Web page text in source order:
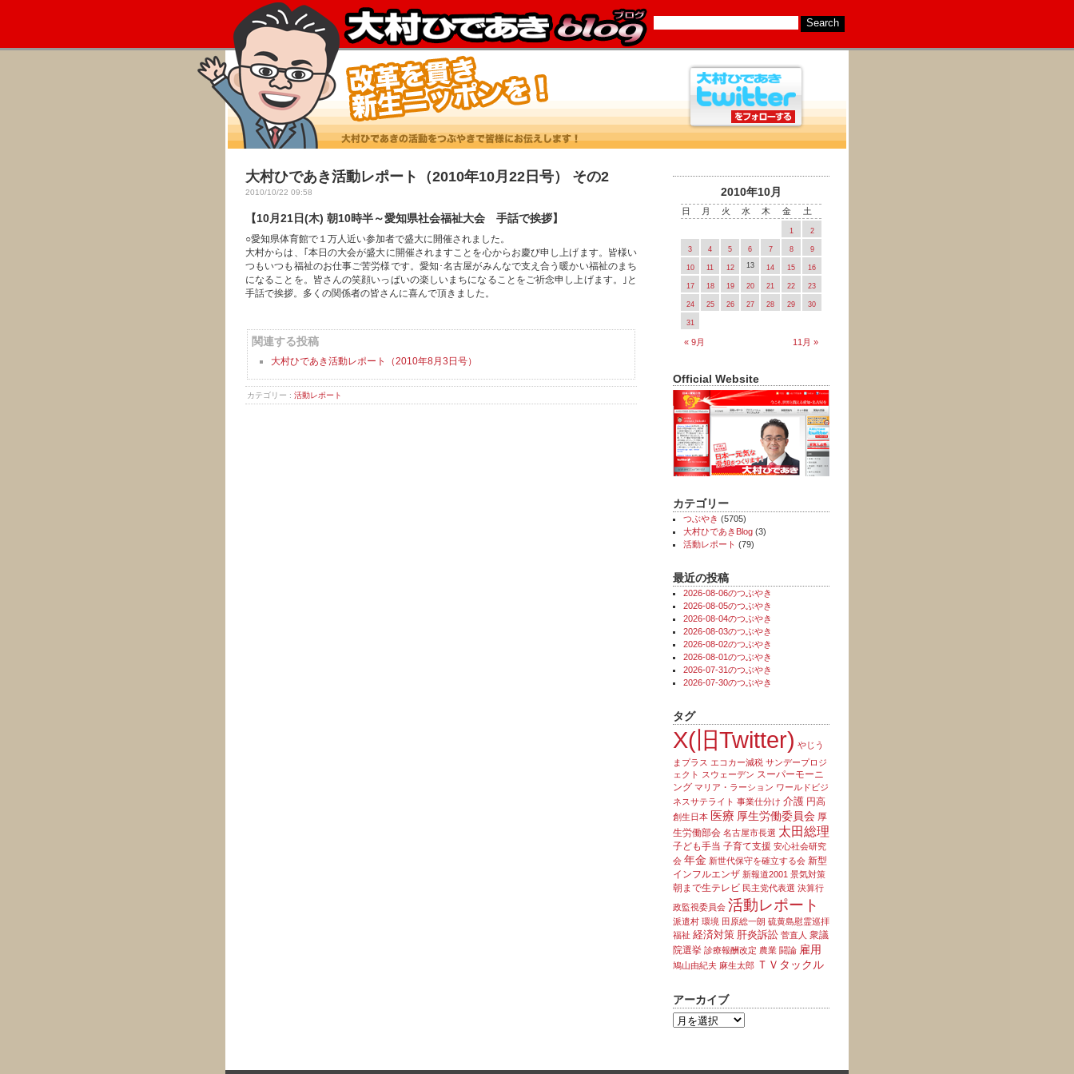
大村ひであき活動レポート（2010年10月22日号） その2
2010/10/22 09:58
【10月21日(木) 朝10時半～愛知県社会福祉大会 手話で挨拶】
○愛知県体育館で１万人近い参加者で盛大に開催されました。
大村からは、｢本日の大会が盛大に開催されますことを心からお慶び申し上げます。皆様い
つもいつも福祉のお仕事ご苦労様です。愛知･名古屋がみんなで支え合う暖かい福祉のまち
になることを。皆さんの笑顔いっぱいの楽しいまちになることをご祈念申し上げます。｣と
手話で挨拶。多くの関係者の皆さんに喜んで頂きました。
関連する投稿
大村ひであき活動レポート（2010年8月3日号）
カテゴリー : 活動レポート
2010年10月
日 月 火 水 木 金 土
« 9月 11月 »
1 2
3 4 5 6 7 8 9
10 11 12 13 14 15 16
17 18 19 20 21 22 23
24 25 26 27 28 29 30
31
Official Website
カテゴリー
つぶやき (5705)
大村ひであきBlog (3)
活動レポート (79)
最近の投稿
2026-08-06のつぶやき
2026-08-05のつぶやき
2026-08-04のつぶやき
2026-08-03のつぶやき
2026-08-02のつぶやき
2026-08-01のつぶやき
2026-07-31のつぶやき
2026-07-30のつぶやき
タグ
X(旧Twitter) やじう
まプラス エコカー減税 サンデープロジ
ェクト スウェーデン スーパーモーニ
ング マリア・ラーション ワールドビジ
ネスサテライト 事業仕分け 介護 円高
創生日本 医療 厚生労働委員会 厚
生労働部会 名古屋市長選 太田総理
子ども手当 子育て支援 安心社会研究
会 年金 新世代保守を確立する会 新型
インフルエンザ 新報道2001 景気対策
朝まで生テレビ 民主党代表選 決算行
政監視委員会 活動レポート
派遣村 環境 田原総一朗 硫黄島慰霊巡拝
福祉 経済対策 肝炎訴訟 菅直人 衆議
院選挙 診療報酬改定 農業 闘論 雇用
鳩山由紀夫 麻生太郎 ＴＶタックル
アーカイブ